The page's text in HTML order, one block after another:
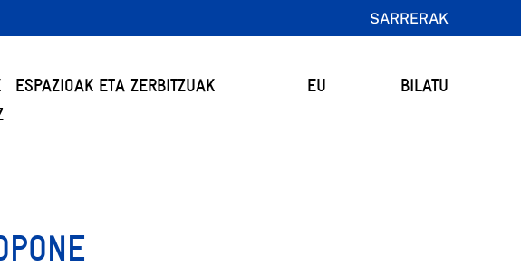
SARRERAK
ESPAZIOAK ETA ZERBITZUAK
EU BILATU